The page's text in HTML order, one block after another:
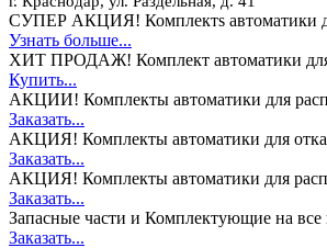
СУПЕР АКЦИЯ! Комплектs
Узнать больше...
ХИТ ПРОДАЖ! Комплект автоматики
Купить...
АКЦИИ! Комплекты автоматики для
Заказать...
АКЦИЯ! Комплекты автоматики для
Заказать...
АКЦИЯ! Комплекты автоматики для
Заказать...
Запасные части и Комплектующие на
Заказать...